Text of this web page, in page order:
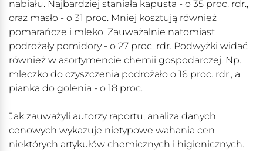
nabiału. Najbardziej staniała kapusta - o 35 proc. rdr.,
oraz masło - o 31 proc. Mniej kosztują również
pomarańcze i mleko. Zauważalnie natomiast
podrożały pomidory - o 27 proc. rdr. Podwyżki widać
również w asortymencie chemii gospodarczej. Np.
mleczko do czyszczenia podrożało o 16 proc. rdr., a
pianka do golenia - o 18 proc.
Jak zauważyli autorzy raportu, analiza danych
cenowych wykazuje nietypowe wahania cen
niektórych artykułów chemicznych i higienicznych.